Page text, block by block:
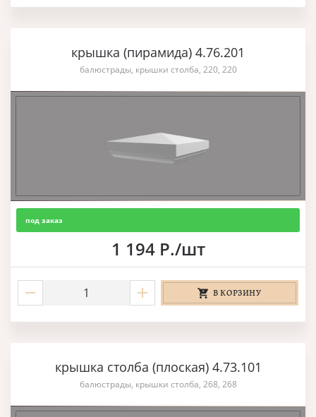
крышка (пирамида) 4.76.201
балюстрады, крышки столба, 220, 220
под заказ
1 194 Р./шт
В КОРЗИНУ
крышка столба (плоская) 4.73.101
балюстрады, крышки столба, 268, 268